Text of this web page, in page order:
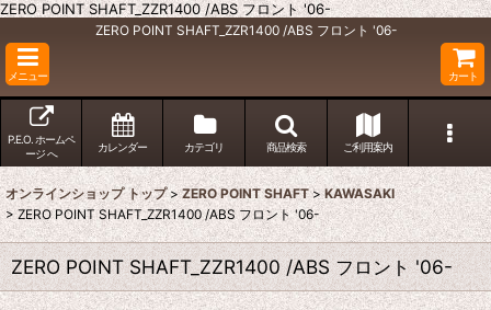
ZERO POINT SHAFT_ZZR1400 /ABS フロント '06-
ZERO POINT SHAFT_ZZR1400 /ABS フロント '06-
メニュー カート
P.E.O. ホームペ
ージ へ
カレンダー カテゴリ 商品検索 ご利用案内
オンラインショップ トップ > ZERO POINT SHAFT > KAWASAKI
> ZERO POINT SHAFT_ZZR1400 /ABS フロント '06-
ZERO POINT SHAFT_ZZR1400 /ABS フロント '06-